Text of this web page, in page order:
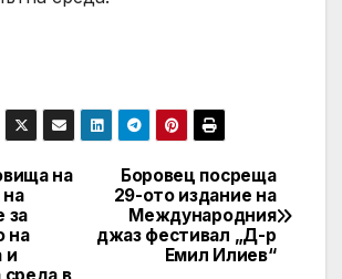
Боровец посреща
29-ото издание на
Международния
джаз фестивал „Д-р
Емил Илиев“
на
за
на
и